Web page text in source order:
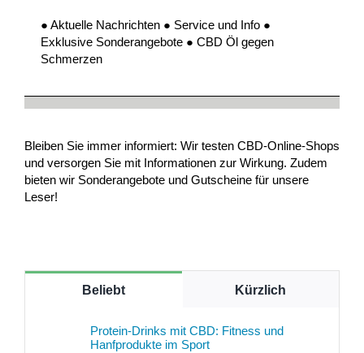
● Aktuelle Nachrichten ● Service und Info ●
Exklusive Sonderangebote ● CBD Öl gegen
Schmerzen
Bleiben Sie immer informiert: Wir testen CBD-Online-Shops
und versorgen Sie mit Informationen zur Wirkung. Zudem
bieten wir Sonderangebote und Gutscheine für unsere
Leser!
Beliebt Kürzlich
Protein-Drinks mit CBD: Fitness und
Hanfprodukte im Sport